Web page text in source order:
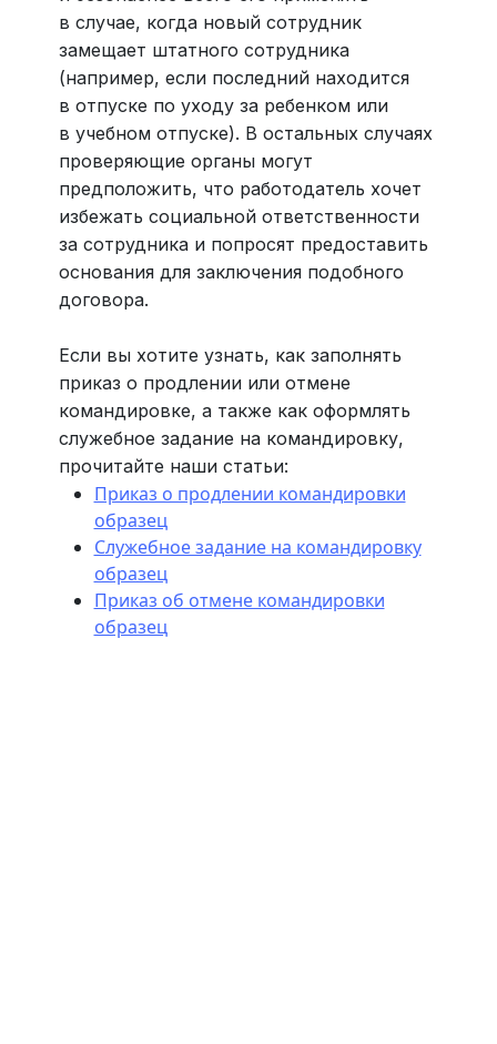
в случае, когда новый сотрудник
замещает штатного сотрудника
(например, если последний находится
в отпуске по уходу за ребенком или
в учебном отпуске). В остальных случаях
проверяющие органы могут
предположить, что работодатель хочет
избежать социальной ответственности
за сотрудника и попросят предоставить
основания для заключения подобного
договора.
Если вы хотите узнать, как заполнять
приказ о продлении или отмене
командировке, а также как оформлять
служебное задание на командировку,
прочитайте наши статьи:
Приказ о продлении командировки
образец
Служебное задание на командировку
образец
Приказ об отмене командировки
образец